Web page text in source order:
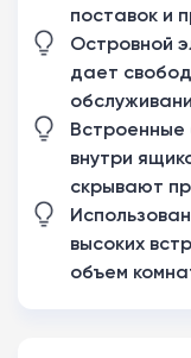
поставок и
Островной
дает
Встроенные
внутри
скрывают
высоких
объем